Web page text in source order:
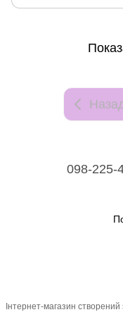
098-225-
Інтернет-магазин